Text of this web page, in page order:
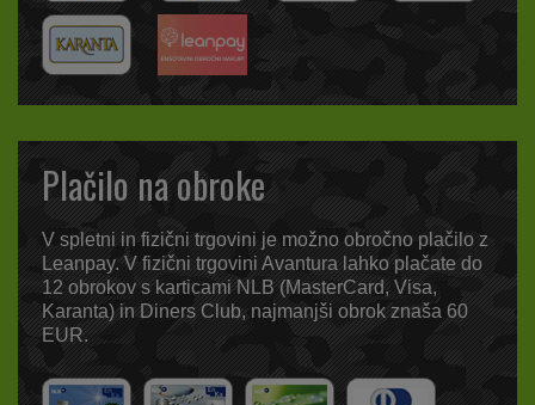
Plačilo na obroke
V spletni in fizični trgovini je možno obročno plačilo z
Leanpay. V fizični trgovini Avantura lahko plačate do
12 obrokov s karticami NLB (MasterCard, Visa,
Karanta) in Diners Club, najmanjši obrok znaša 60
EUR.